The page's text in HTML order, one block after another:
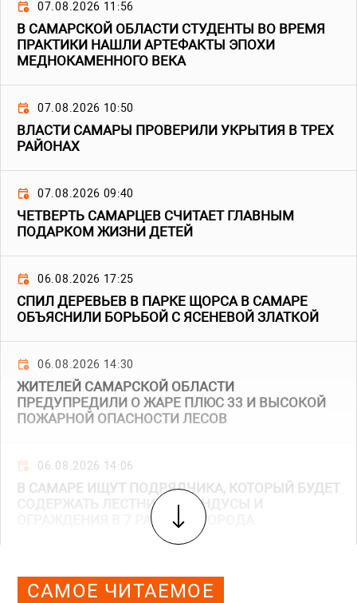
07.08.2026 11:56
В САМАРСКОЙ ОБЛАСТИ СТУДЕНТЫ ВО ВРЕМЯ
ПРАКТИКИ НАШЛИ АРТЕФАКТЫ ЭПОХИ
МЕДНОКАМЕННОГО ВЕКА
07.08.2026 10:50
ВЛАСТИ САМАРЫ ПРОВЕРИЛИ УКРЫТИЯ В ТРЕХ
РАЙОНАХ
07.08.2026 09:40
ЧЕТВЕРТЬ САМАРЦЕВ СЧИТАЕТ ГЛАВНЫМ
ПОДАРКОМ ЖИЗНИ ДЕТЕЙ
06.08.2026 17:25
СПИЛ ДЕРЕВЬЕВ В ПАРКЕ ЩОРСА В САМАРЕ
ОБЪЯСНИЛИ БОРЬБОЙ С ЯСЕНЕВОЙ ЗЛАТКОЙ
06.08.2026 14:30
ЖИТЕЛЕЙ САМАРСКОЙ ОБЛАСТИ
ПРЕДУПРЕДИЛИ О ЖАРЕ ПЛЮС 33 И ВЫСОКОЙ
ПОЖАРНОЙ ОПАСНОСТИ ЛЕСОВ
06.08.2026 14:06
В САМАРЕ ИЩУТ ПОДРЯДЧИКА, КОТОРЫЙ БУДЕТ
СОДЕРЖАТЬ ЛЕСТНИЦЫ, ПАНДУСЫ И
ОГРАЖДЕНИЯ В 7 РАЙОНАХ ГОРОДА
САМОЕ ЧИТАЕМОЕ